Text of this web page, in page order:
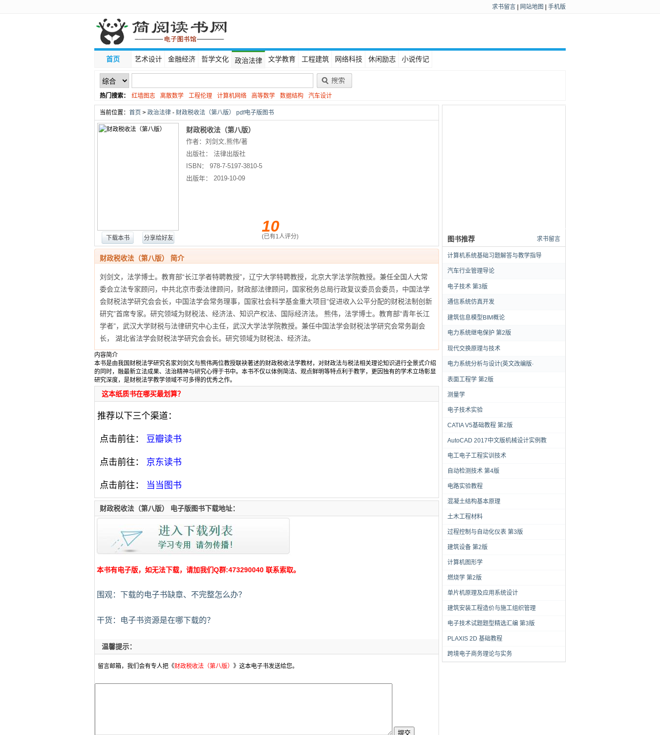
求书留言 网站地图 手机版
首页 艺术设计 金融经济 哲学文化 政治法律 文学教育 工程建筑 网络科技 休闲励志 小说传记
热门搜索： 红墙图志 离散数学 工程伦理 计算机网络 高等数学 数据结构
汽车设计
线性代数
当前位置： 首页 > 政治法律 - 财政税收法（第八版） pdf电子版图书
下载本书 分享给好友
财政税收法（第八版）
作者：刘剑文,熊伟/著
出版社：
法律出版社
ISBN：
978-7-5197-3810-5
出版年：
2019-10-09
10
(已有1人评分) 求书留言
图书推荐
计算机系统基础习题解答与教学指导
汽车行业管理导论
电子技术 第3版
通信系统仿真开发
建筑信息模型BIM概论
电力系统继电保护 第2版
现代交换原理与技术
电力系统分析与设计(英文改编版·
表面工程学 第2版
测量学
电子技术实验
CATIA V5基础教程 第2版
AutoCAD 2017中文版机械设计实例教
电工电子工程实训技术
自动检测技术 第4版
电路实验教程
混凝土结构基本原理
土木工程材料
过程控制与自动化仪表 第3版
建筑设备 第2版
计算机图形学
燃烧学 第2版
单片机原理及应用系统设计
建筑安装工程造价与施工组织管理
电子技术试题题型精选汇编 第3版
PLAXIS 2D 基础教程
跨境电子商务理论与实务
财政税收法（第八版） 简介
刘剑文，法学博士。教育部“长江学者特聘教授”，辽宁大学特聘教授，北京大学法学院教授。兼任全国人大常
委会立法专家顾问，中共北京市委法律顾问，财政部法律顾问，国家税务总局行政复议委员会委员，中国法学
会财税法学研究会会长，中国法学会常务理事，国家社会科学基金重大项目“促进收入公平分配的财税法制创新
研究”首席专家。研究领域为财税法、经济法、知识产权法、国际经济法。 熊伟，法学博士。教育部“青年长江
学者”，武汉大学财税与法律研究中心主任，武汉大学法学院教授。兼任中国法学会财税法学研究会常务副会
长， 湖北省法学会财税法学研究会会长。研究领域为财税法、经济法。
内容简介
本书是由我国财税法学研究名家刘剑文与熊伟两位教授联袂著述的财政税收法学教材，对财政法与税法相关理论知识进行全景式介绍
的同时，融最新立法成果、法治精神与研究心得于书中。本书不仅以体例简洁、观点鲜明等特点利于教学，更因独有的学术立场彰显
研究深度，是财税法学教学领域不可多得的优秀之作。
这本纸质书在哪买最划算？
推荐以下三个渠道：
点击前往： 豆瓣读书
点击前往： 京东读书
点击前往： 当当图书
财政税收法（第八版） 电子版图书下载地址：
本书有电子版，如无法下载，请加我们Q群:473290040 联系索取。
围观：下载的电子书缺章、不完整怎么办？
干货：电子书资源是在哪下载的？
温馨提示：
留言邮箱，我们会有专人把《财政税收法（第八版） 》这本电子书发送给您。